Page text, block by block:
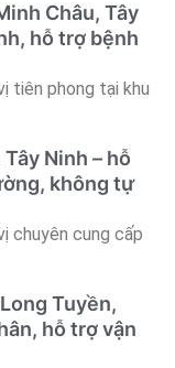
Châu, Tây
hỗ trợ bệnh
tiên phong tại khu
Ninh – hỗ
không tự
chuyên cung cấp
Tuyền,
hỗ trợ vận